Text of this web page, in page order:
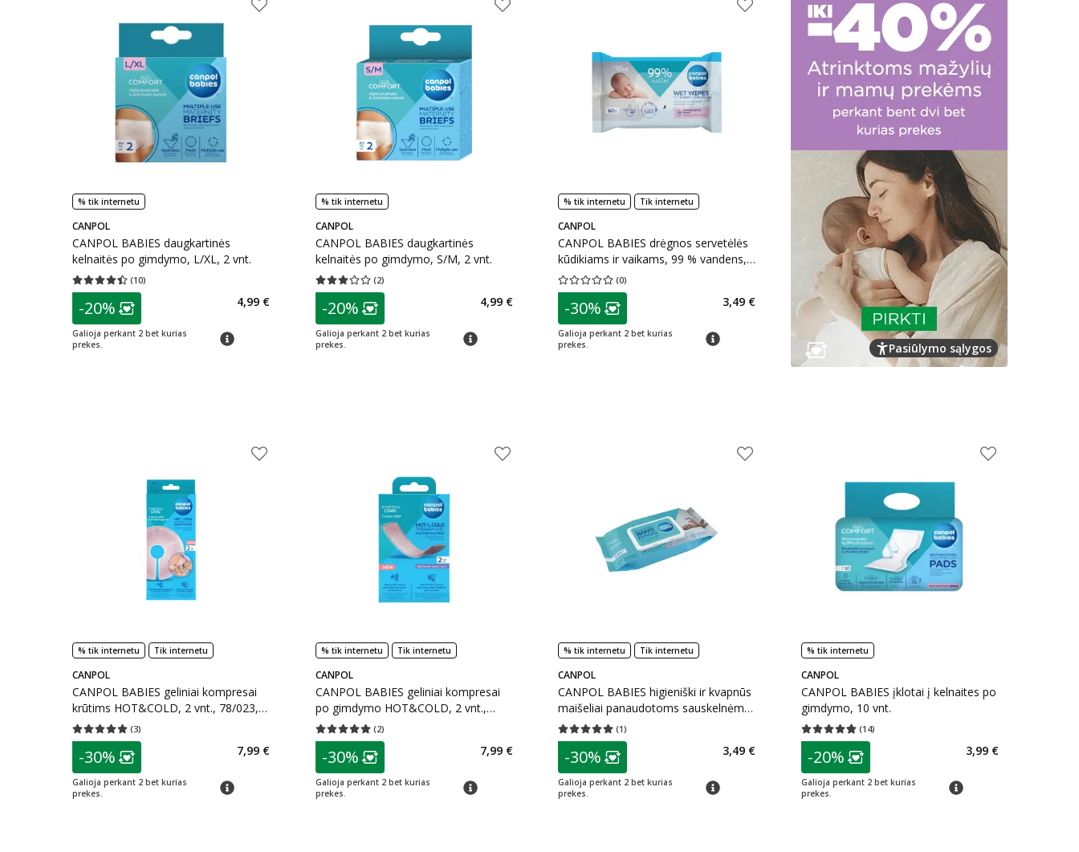
% tik internetu
CANPOL
CANPOL BABIES daugkartinės
kelnaitės po gimdymo, L/XL, 2 vnt.
(10)
Vidutinis įvertinimas 4.40
patarimas
Lojalumo klubo narių nuolaida:
-20%
Galioja perkant 2 bet kurias
prekes.
patarimas
4,99 €
% tik internetu
CANPOL
CANPOL BABIES daugkartinės
kelnaitės po gimdymo, S/M, 2 vnt.
(2)
Vidutinis įvertinimas 3.00
patarimas
Lojalumo klubo narių nuolaida:
-20%
Galioja perkant 2 bet kurias
prekes.
patarimas
4,99 €
% tik internetu Tik internetu
CANPOL
CANPOL BABIES drėgnos servetėlės
kūdikiams ir vaikams, 99 % vandens,
60 vnt., 60 vnt.
(0)
Vidutinis įvertinimas 0.00
patarimas
Lojalumo klubo narių nuolaida :
-30%
Galioja perkant 2 bet kurias
prekes.
patarimas
3,49 €
Pasiūlymo sąlygos
% tik internetu Tik internetu
CANPOL
CANPOL BABIES geliniai kompresai
krūtims HOT&COLD, 2 vnt., 78/023, 2
vnt.
(3)
Vidutinis įvertinimas 5.00
patarimas
Lojalumo klubo narių nuolaida:
-30%
Galioja perkant 2 bet kurias
prekes.
patarimas
7,99 €
% tik internetu Tik internetu
CANPOL
CANPOL BABIES geliniai kompresai
po gimdymo HOT&COLD, 2 vnt.,
78/022, 2 vnt.
(2)
Vidutinis įvertinimas 5.00
patarimas
Lojalumo klubo narių nuolaida:
-30%
Galioja perkant 2 bet kurias
prekes.
patarimas
7,99 €
% tik internetu Tik internetu
CANPOL
CANPOL BABIES higieniški ir kvapnūs
maišeliai panaudotoms sauskelnėms,
100 vnt., 70/003, 100 vnt.
(1)
Vidutinis įvertinimas 5.00
patarimas
Lojalumo klubo narių nuolaida:
-30%
Galioja perkant 2 bet kurias
prekes.
patarimas
3,49 €
% tik internetu
CANPOL
CANPOL BABIES įklotai į kelnaites po
gimdymo, 10 vnt.
(14)
Vidutinis įvertinimas 4.79
patarimas
Lojalumo klubo narių nuolaida
-20%
Galioja perkant 2 bet kurias
prekes.
patarimas
3,99 €